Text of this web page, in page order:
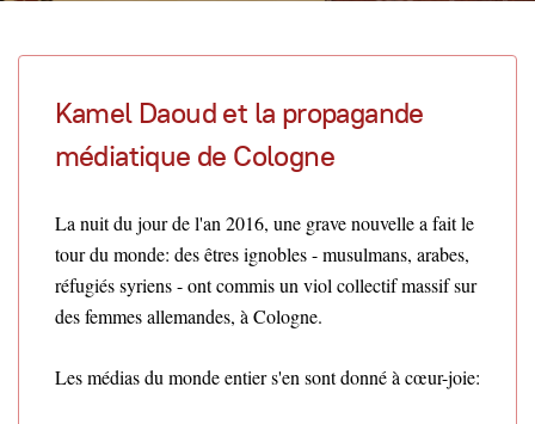
Kamel Daoud et la propagande
médiatique de Cologne
La nuit du jour de l'an 2016, une grave nouvelle a fait le
tour du monde: des êtres ignobles - musulmans, arabes,
réfugiés syriens - ont commis un viol collectif massif sur
des femmes allemandes, à Cologne.
Les médias du monde entier s'en sont donné à cœur-joie: